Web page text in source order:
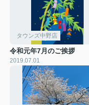
タウンズ中野店
令和元年7月のご挨拶
2019.07.01